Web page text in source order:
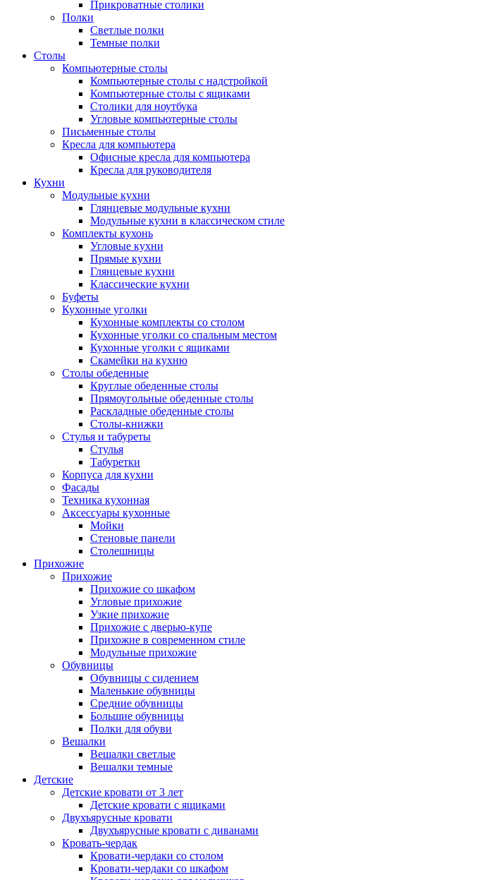
Прикроватные столики
Полки
Светлые полки
Темные полки
Столы
Компьютерные столы
Компьютерные столы с надстройкой
Компьютерные столы с ящиками
Столики для ноутбука
Угловые компьютерные столы
Письменные столы
Кресла для компьютера
Офисные кресла для компьютера
Кресла для руководителя
Кухни
Модульные кухни
Глянцевые модульные кухни
Модульные кухни в классическом стиле
Комплекты кухонь
Угловые кухни
Прямые кухни
Глянцевые кухни
Классические кухни
Буфеты
Кухонные уголки
Кухонные комплекты со столом
Кухонные уголки со спальным местом
Кухонные уголки с ящиками
Скамейки на кухню
Столы обеденные
Круглые обеденные столы
Прямоугольные обеденные столы
Раскладные обеденные столы
Столы-книжки
Стулья и табуреты
Стулья
Табуретки
Корпуса для кухни
Фасады
Техника кухонная
Аксессуары кухонные
Мойки
Стеновые панели
Столешницы
Прихожие
Прихожие
Прихожие со шкафом
Угловые прихожие
Узкие прихожие
Прихожие с дверью-купе
Прихожие в современном стиле
Модульные прихожие
Обувницы
Обувницы с сидением
Маленькие обувницы
Средние обувницы
Большие обувницы
Полки для обуви
Вешалки
Вешалки светлые
Вешалки темные
Детские
Детские кровати от 3 лет
Детские кровати с ящиками
Двухъярусные кровати
Двухъярусные кровати с диванами
Кровать-чердак
Кровати-чердаки со столом
Кровати-чердаки со шкафом